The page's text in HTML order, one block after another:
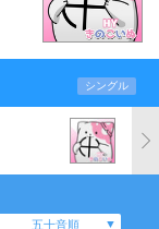
シングル
五十音順